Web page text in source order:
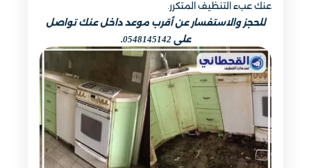
عنك عبء التنظيف المتكرر.
للحجز والاستفسار عن أقرب موعد داخل عنك تواصل
على 0548145142.